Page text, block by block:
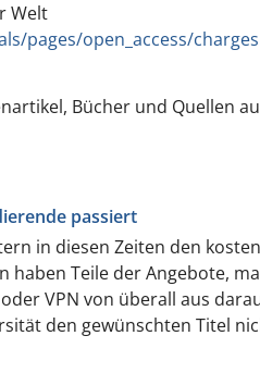
Welt
pages/open_access/charges
Bücher und Quellen
passiert
in diesen Zeiten den
haben Teile der Angebote,
VPN von überall aus
den gewünschten Titel